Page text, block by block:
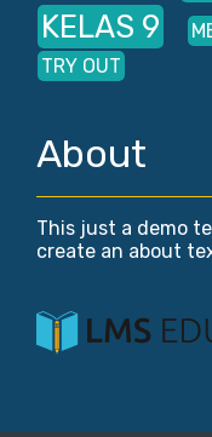
KELAS 9
TRY OUT
About
This just a demo
create an about